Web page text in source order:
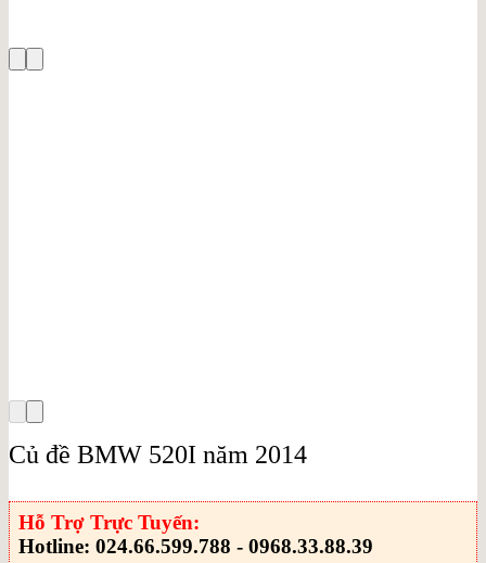
Củ đề BMW 520I năm 2014
Hỗ Trợ Trực Tuyến:
Hotline: 024.66.599.788 - 0968.33.88.39